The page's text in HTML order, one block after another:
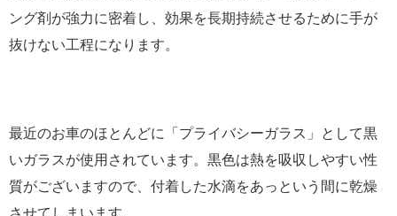
ング剤が強力に密着し、効果を長期持続させるために手が
抜けない工程になります。
最近のお車のほとんどに「プライバシーガラス」として黒
いガラスが使用されています。黒色は熱を吸収しやすい性
質がございますので、付着した水滴をあっという間に乾燥
させてしまいます。